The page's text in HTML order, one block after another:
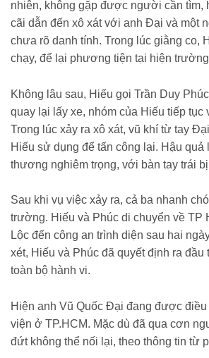
nhiên, không gặp được người cần tìm,
cãi dẫn đến xô xát với anh Đại và một
chưa rõ danh tính. Trong lúc giằng co,
chạy, để lại phương tiện tại hiện
Không lâu sau, Hiếu gọi Trần Duy
quay lại lấy xe, nhóm của Hiếu tiếp tục
Trong lúc xảy ra xô xát, vũ khí từ tay
Hiếu sử dụng để tấn công lại. Hậu quả
thương nghiêm trọng, với bàn tay trái
Sau khi vụ việc xảy ra, cả ba nhanh
trường. Hiếu và Phúc di chuyển về TP
Lộc đến công an trình diện sau hai
xét, Hiếu và Phúc đã quyết định ra đầu
toàn bộ hành vi.
Hiện anh Vũ Quốc Đại đang được điều
viện ở TP.HCM. Mặc dù đã qua cơn
đứt không thể nối lại, theo thông tin từ